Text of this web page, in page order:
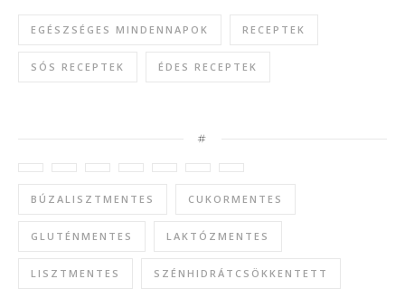
EGÉSZSÉGES MINDENNAPOK RECEPTEK
SÓS RECEPTEK ÉDES RECEPTEK
#
BÚZALISZTMENTES CUKORMENTES
GLUTÉNMENTES LAKTÓZMENTES
LISZTMENTES SZÉNHIDRÁTCSÖKKENTETT